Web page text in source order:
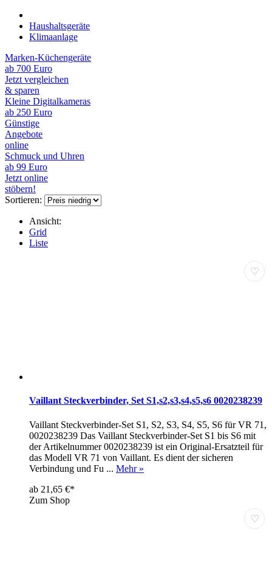
Haushaltsgeräte
Klimaanlage
Marken-Küchengeräte
ab 700 Euro
Jetzt vergleichen
& sparen
Kleine Digitalkameras
ab 250 Euro
Günstige
Angebote
online
Schmuck und Uhren
ab 99 Euro
Jetzt online
stöbern!
Sortieren:
Ansicht:
Grid
Liste
♡
Vaillant Steckverbinder, Set S1,s2,s3,s4,s5,s6 0020238239
Vaillant Steckverbinder-Set S1, S2, S3, S4, S5, S6 für VR 71,
0020238239 Das Vaillant Steckverbinder-Set S1 bis S6 mit
der Artikelnummer 0020238239 ist ein Original-Ersatzteil für
das Modell VR 71 von Vaillant. Es dient der sicheren
Verbindung und Fu ... Mehr »
ab 21,65 €*
Zum Shop
♡